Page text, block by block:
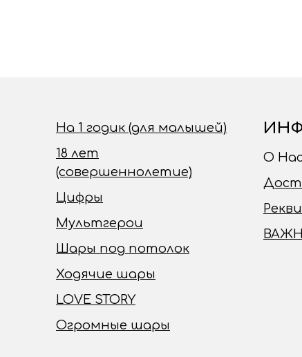
На 1 годик (для малышей)
18 лет
(совершеннолетие)
Цифры
Мультгерои
Шары под потолок
Ходячие шары
LOVE STORY
Огромные шары
О Нас